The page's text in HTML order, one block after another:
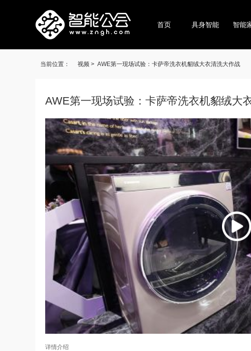
首页 具身智能 智能
当前位置： 视频 > AWE第一现场试验：卡萨帝洗衣机貂绒大衣清洗大作战
AWE第一现场试验：卡萨帝洗衣机貂绒大
详情介绍